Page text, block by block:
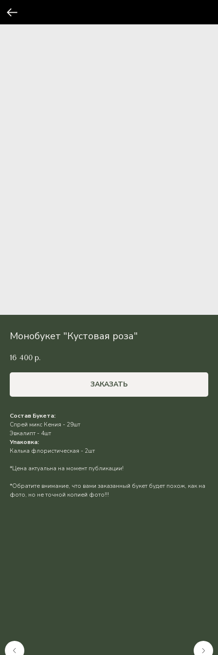
Монобукет "Кустовая роза"
16 400 р.
ЗАКАЗАТЬ
Состав Букета:
Спрей микс Кения - 29шт
Эвкалипт - 4шт
Упаковка:
Калька флористическая - 2шт
*Цена актуальна на момент публикации!
*Обратите внимание, что вами заказанный букет будет похож, как на
фото, но не точной копией фото!!!